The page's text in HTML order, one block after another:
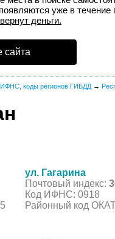
уже в
вернут деньги.
сайта
коды регионов ГИБДД →
ул. Гагарина
Почтовый индекс:
Код ИФНС: 0918
Районный код